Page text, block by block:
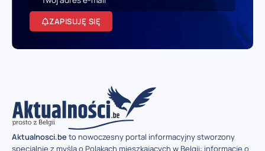
ZAPISUJĘ SIĘ
Aktualnosci.beto nowoczesny portal informacyjny stworzony
specjalnie z myślą o Polakach mieszkających w Belgii: informacje o